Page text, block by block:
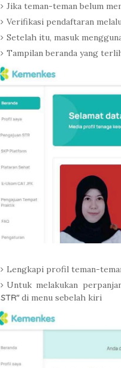
Jika teman-teman belum
Verifikasi pendaftaran
Setelah itu, masuk
Tampilan beranda yang
Lengkapi profil teman-
Untuk melakukan
STR" di menu sebelah kiri